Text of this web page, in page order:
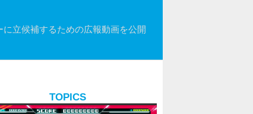
立候補するための広報動画を公開
TOPICS